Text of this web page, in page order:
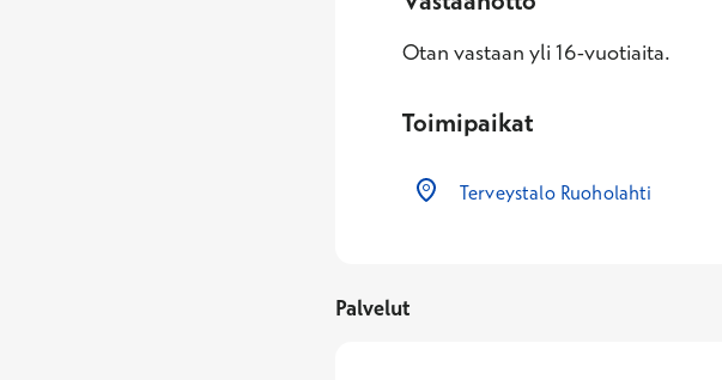
Otan vastaan yli 16-vuotiaita.
Toimipaikat
Terveystalo Ruoholahti
Palvelut